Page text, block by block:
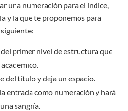
una numeración para el índice,
y la que te proponemos para
primer nivel de estructura que
del título y deja un espacio.
entrada como numeración y hará
sangría.